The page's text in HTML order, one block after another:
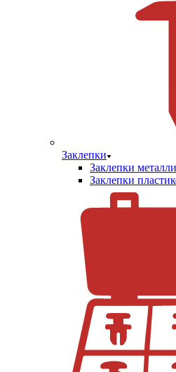
Заклепки
Заклепки
Заклепки